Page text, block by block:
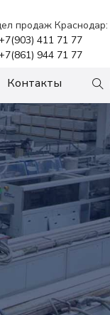
продаж Краснодар:
411 71 77
944 71 77
Контакты